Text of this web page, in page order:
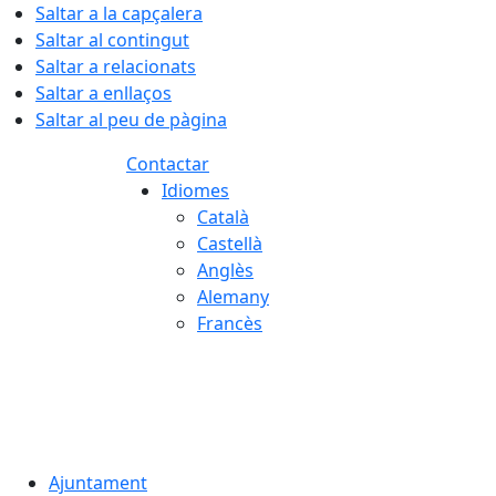
Saltar a la capçalera
Saltar al contingut
Saltar a relacionats
Saltar a enllaços
Saltar al peu de pàgina
Contactar
Idiomes
Català
Castellà
Anglès
Alemany
Francès
Ajuntament